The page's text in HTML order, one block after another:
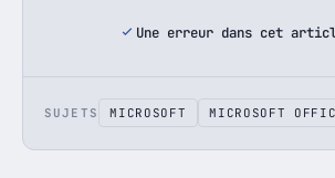
Une erreur dans cet
SUJETS MICROSOFT MICROSOFT